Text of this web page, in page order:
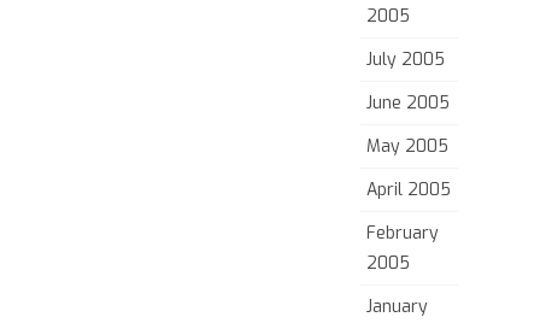
2005
July 2005
June 2005
May 2005
April 2005
February
2005
January